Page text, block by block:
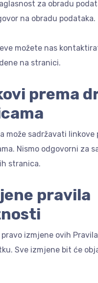
za obradu
na obradu podataka.
možete nas
na stranici.
prema
može sadržavati linkove
Nismo odgovorni za
stranica.
pravila
pravo izmjene ovih
Sve izmjene bit će